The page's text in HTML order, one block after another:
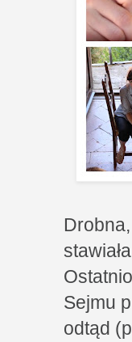
Sejmu
odtąd